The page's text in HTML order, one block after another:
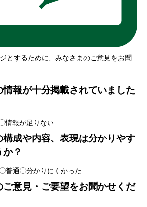
とするために、みなさまのご意見をお聞
報が十分掲載されていました
情報が足りない
成や内容、表現は分かりやす
？
普通 分かりにくかった
意見・ご要望をお聞かせくだ